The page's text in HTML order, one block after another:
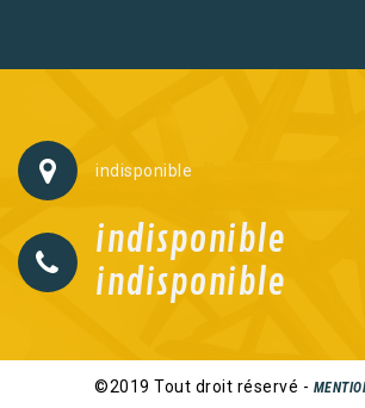
indisponible
indisponible
indisponible
©2019 Tout droit réservé -